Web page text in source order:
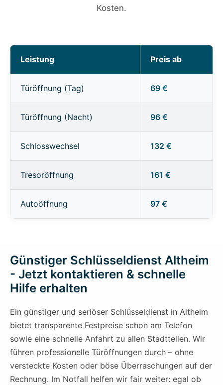
Kosten.
Leistung Preis ab
Türöffnung (Tag) 69 €
Türöffnung (Nacht) 96 €
Schlosswechsel 132 €
Tresoröffnung 161 €
Autoöffnung 97 €
Günstiger Schlüsseldienst Altheim
- Jetzt kontaktieren & schnelle
Hilfe erhalten
Ein günstiger und seriöser Schlüsseldienst in Altheim
bietet transparente Festpreise schon am Telefon
sowie eine schnelle Anfahrt zu allen Stadtteilen. Wir
führen professionelle Türöffnungen durch – ohne
versteckte Kosten oder böse Überraschungen auf der
Rechnung. Im Notfall helfen wir fair weiter: egal ob